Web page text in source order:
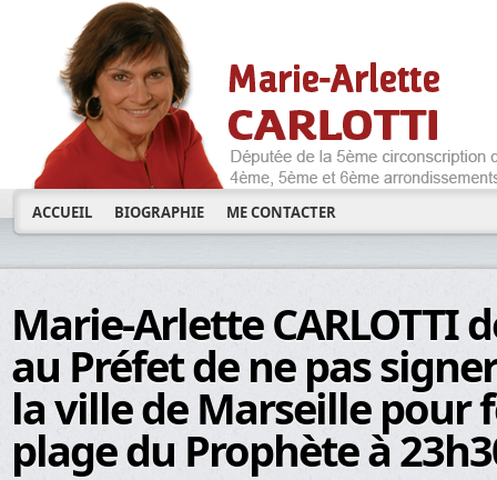
ACCUEIL BIOGRAPHIE ME CONTACTER
Marie-Arlette CARLOTTI
au Préfet de ne pas
la ville de Marseille pour
plage du Prophète à